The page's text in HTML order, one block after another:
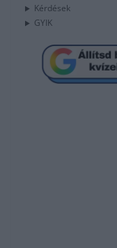
Kérdések
GYIK